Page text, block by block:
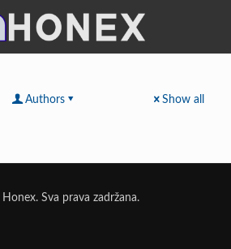
Authors Show all
Sva prava zadržana.